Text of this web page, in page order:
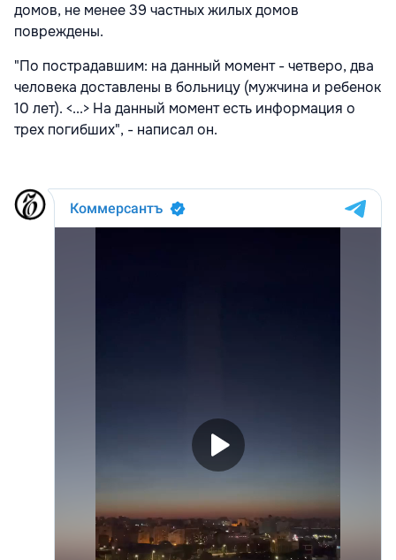
домов, не менее 39 частных жилых домов
повреждены.
"По пострадавшим: на данный момент - четверо, два
человека доставлены в больницу (мужчина и ребенок
10 лет). <...> На данный момент есть информация о
трех погибших", - написал он.